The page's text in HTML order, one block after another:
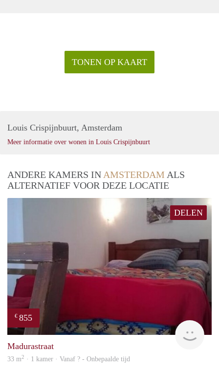
TONEN OP KAART
Louis Crispijnbuurt, Amsterdam
Meer informatie over wonen in Louis Crispijnbuurt
ANDERE KAMERS IN AMSTERDAM ALS
ALTERNATIEF VOOR DEZE LOCATIE
DELEN
€ 855
Madurastraat
33 m2 · 1 kamer · Vanaf ? - Onbepaalde tijd